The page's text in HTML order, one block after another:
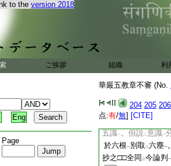
to the version 2018
ご挨拶 組織 利
Eng
Page
華嚴五教章不審 (No.
204 205 206
点:有/無] [CITE]
之
一。如小乘論俱有
眼等六識 一 歟。別指 二
體一。乃至過去之法
爲レ用者。全同 大
信論明二
六塵 一 名爲 意識 亦
意識
者。
五識一。但説二意識一
於六根一別取 二六塵一
抄之□□全同 二今論判 一